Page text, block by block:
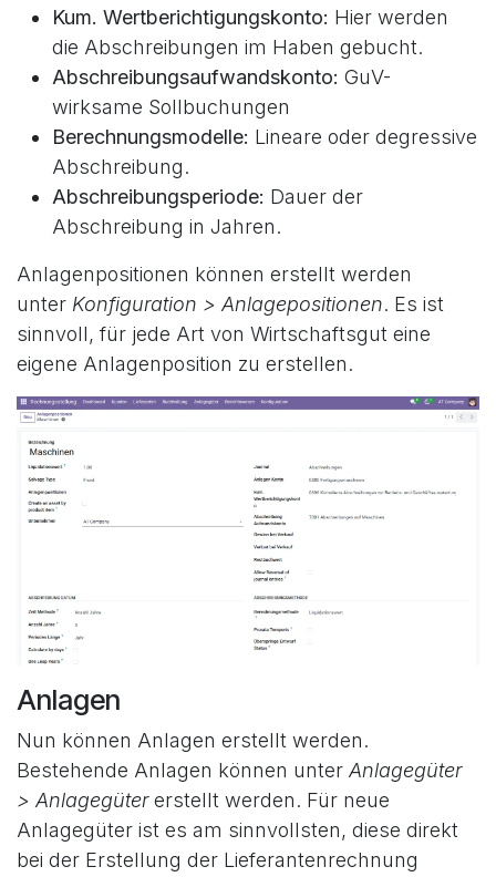
Kum. Wertberichtigungskonto: Hier werden
die Abschreibungen im Haben gebucht.
Abschreibungsaufwandskonto: GuV-
wirksame Sollbuchungen
Berechnungsmodelle: Lineare oder degressive
Abschreibung.
Abschreibungsperiode: Dauer der
Abschreibung in Jahren.
Anlagenpositionen können erstellt werden
unter Konfiguration > Anlagepositionen. Es ist
sinnvoll, für jede Art von Wirtschaftsgut eine
eigene Anlagenposition zu erstellen.
Anlagen
Nun können Anlagen erstellt werden.
Bestehende Anlagen können unter Anlagegüter
> Anlagegütererstellt werden. Für neue
Anlagegüter ist es am sinnvollsten, diese direkt
bei der Erstellung der Lieferantenrechnung